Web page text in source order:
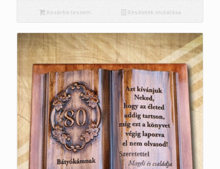
Kosárba teszem Részletek mutatása